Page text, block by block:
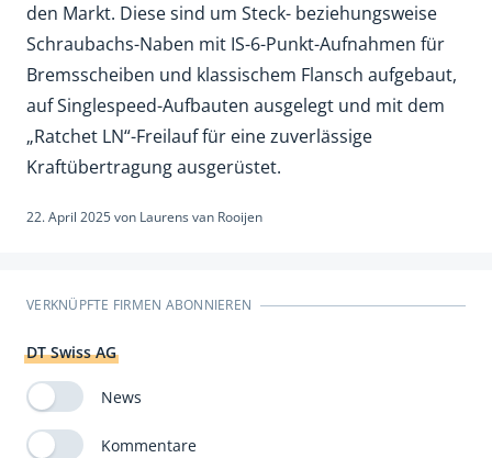
den Markt. Diese sind um Steck- beziehungsweise
Schraubachs-Naben mit IS-6-Punkt-Aufnahmen für
Bremsscheiben und klassischem Flansch aufgebaut,
auf Singlespeed-Aufbauten ausgelegt und mit dem
„Ratchet LN“-Freilauf für eine zuverlässige
Kraftübertragung ausgerüstet.
22. April 2025von Laurens van Rooijen
VERKNÜPFTE FIRMEN ABONNIEREN
DT Swiss AG
News
Kommentare